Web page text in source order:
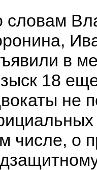
словам
в
18
не
числе, о